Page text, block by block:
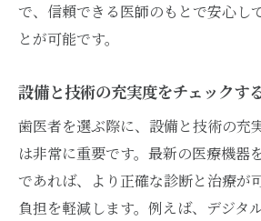
で、信頼できる医師のもとで安心し
とが可能です。
設備と技術の充実度をチェックす
歯医者を選ぶ際に、設備と技術の充
は非常に重要です。最新の医療機器
であれば、より正確な診断と治療が
負担を軽減します。例えば、デジタ